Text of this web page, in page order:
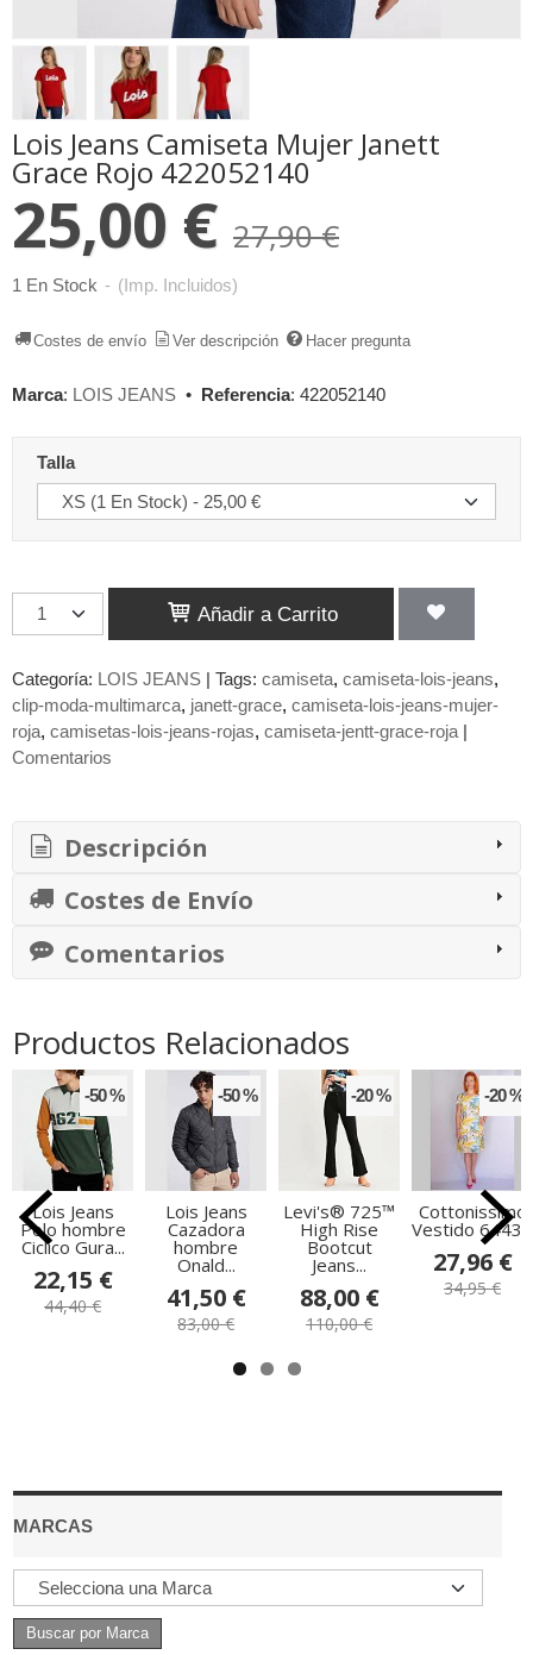
MARCAS
Lois Jeans Camiseta Mujer Janett
Grace Rojo 422052140
25,00 € 27,90 €
1 En Stock - (Imp. Incluidos)
Costes de envío Ver descripción Hacer pregunta
Marca: LOIS JEANS • Referencia: 422052140
Talla
Añadir a Carrito
Categoría: LOIS JEANS | Tags: camiseta camiseta-lois-jeans
clip-moda-multimarca janett-grace camiseta-lois-jeans-mujer-
roja camisetas-lois-jeans-rojas camiseta-jentt-grace-roja |
Comentarios
Descripción
Costes de Envío
Comentarios
Productos Relacionados
-50 %
Lois Jeans
Polo hombre
Ciclico Gura...
22,15 €
44,40 €
-50 %
Lois Jeans
Cazadora
hombre
Onald...
41,50 €
83,00 €
-20 %
Levi's® 725™
High Rise
Bootcut
Jeans...
88,00 €
110,00 €
-20 %
Cottonissimo
Vestido 64434
27,96 €
34,95 €